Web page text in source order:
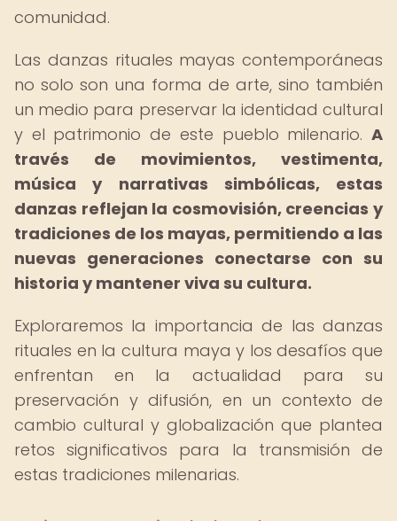
comunidad.
Las danzas rituales mayas contemporáneas
no solo son una forma de arte, sino también
un medio para preservar la identidad cultural
y el patrimonio de este pueblo milenario. A
través de movimientos, vestimenta,
música y narrativas simbólicas, estas
danzas reflejan la cosmovisión, creencias y
tradiciones de los mayas, permitiendo a las
nuevas generaciones conectarse con su
historia y mantener viva su cultura.
Exploraremos la importancia de las danzas
rituales en la cultura maya y los desafíos que
enfrentan en la actualidad para su
preservación y difusión, en un contexto de
cambio cultural y globalización que plantea
retos significativos para la transmisión de
estas tradiciones milenarias.